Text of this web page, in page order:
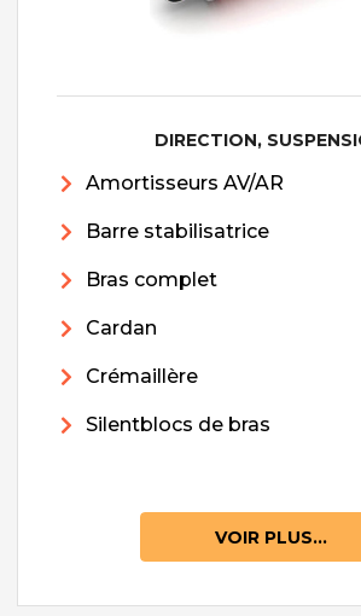
DIRECTION,
Amortisseurs AV/AR
Barre stabilisatrice
Bras complet
Cardan
Crémaillère
Silentblocs de bras
VOIR PLUS...